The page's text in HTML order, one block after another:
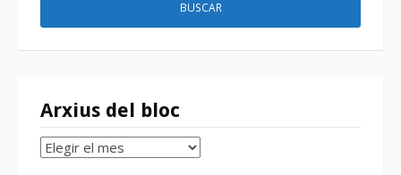
Arxius del bloc
Arxius